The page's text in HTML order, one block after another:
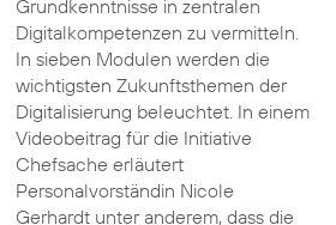
Grundkenntnisse in zentralen
Digitalkompetenzen zu vermitteln.
In sieben Modulen werden die
wichtigsten Zukunftsthemen der
Digitalisierung beleuchtet. In einem
Videobeitrag für die Initiative
Chefsache erläutert
Personalvorständin Nicole
Gerhardt unter anderem, dass die